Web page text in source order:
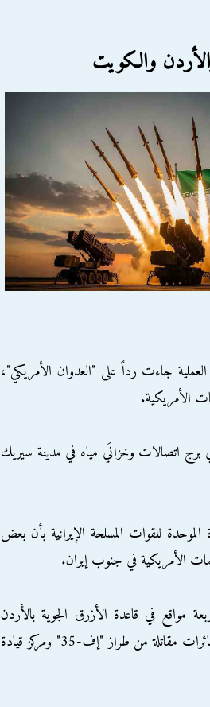
والكويت
جاءت رداً على "العدوان الأمريكي"،
الأمريكية.
اتصالات وخزانَي مياه في مدينة سيريك
للقوات المسلحة الإيرانية بأن بعض
الأمريكية في جنوب إيران.
مواقع في قاعدة الأزرق الجوية بالأردن
بصواريخ بعيدة المدى، مشيراً إلى أن الأهداف شملت حظائر لطائرات مقاتلة من طراز "إف-35" ومركز قيادة